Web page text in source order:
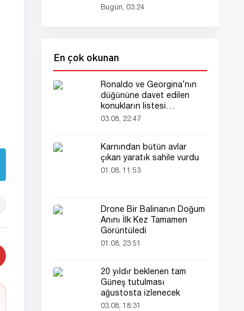
aldı
Bugün, 03:24
En çok okunan
Ronaldo ve Georgina’nın
düğününe davet edilen
konukların listesi
gündemde
03.08, 22:47
Karnından bütün avlar
çıkan yaratık sahile vurdu
01.08, 11:53
Drone Bir Balinanın Doğum
Anını İlk Kez Tamamen
Görüntüledi
01.08, 23:51
20 yıldır beklenen tam
Güneş tutulması
ağustosta izlenecek
03.08, 18:31